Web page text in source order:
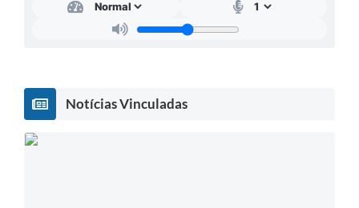
Serviços Online
Contato
Fotos - Eventos Oficiais
Notícias Vinculadas